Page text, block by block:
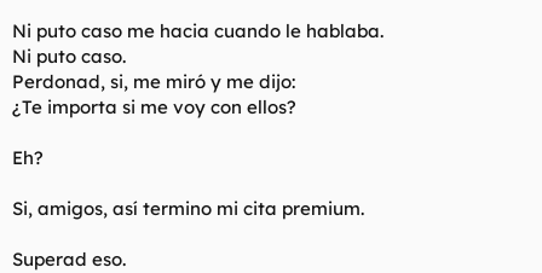
Ni puto caso me hacia cuando le hablaba.
Ni puto caso.
Perdonad, si, me miró y me dijo:
¿Te importa si me voy con ellos?
Eh?
Si, amigos, así termino mi cita premium.
Superad eso.